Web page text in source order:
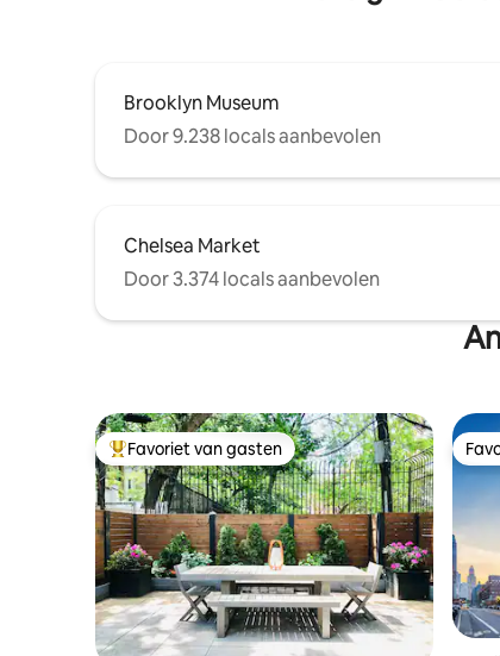
Brooklyn Museum
Door 9.238 locals aanbevolen
Chelsea Market
Door 3.374 locals aanbevolen
Topfavoriet van gasten
Favoriet van gasten